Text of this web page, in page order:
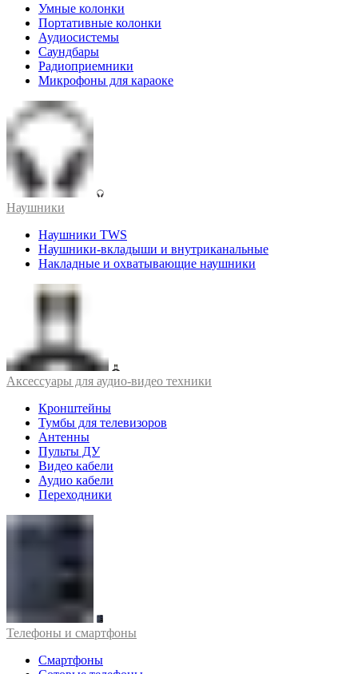
Умные колонки
Портативные колонки
Аудиосистемы
Саундбары
Радиоприемники
Микрофоны для караоке
Наушники
Наушники TWS
Наушники-вкладыши и внутриканальные
Накладные и охватывающие наушники
Аксессуары для аудио-видео техники
Кронштейны
Тумбы для телевизоров
Антенны
Пульты ДУ
Видео кабели
Аудио кабели
Переходники
Телефоны и смартфоны
Смартфоны